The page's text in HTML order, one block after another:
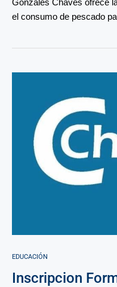
el consumo de pescado
EDUCACIÓN
Inscripcion